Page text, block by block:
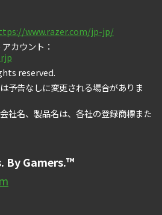
www.razer.com/jp-jp/
カウント：
reserved.
予告なしに変更される場合がありま
社名、製品名は、各社の登録商標また
By Gamers.™